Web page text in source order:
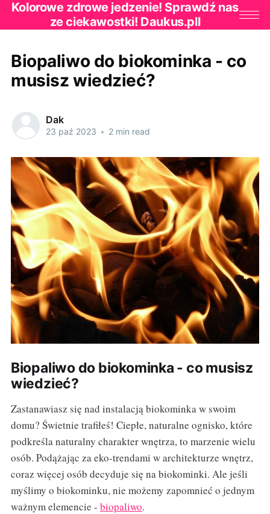
Kolorowe zdrowe jedzenie! Sprawdź nas
ze ciekawostki! Daukus.pll
Biopaliwo do biokominka - co
musisz wiedzieć?
Dak
23 paź 2023 • 2 min read
Biopaliwo do biokominka - co musisz
wiedzieć?
Zastanawiasz się nad instalacją biokominka w swoim
domu? Świetnie trafiłeś! Ciepłe, naturalne ognisko, które
podkreśla naturalny charakter wnętrza, to marzenie wielu
osób. Podążając za eko-trendami w architekturze wnętrz,
coraz więcej osób decyduje się na biokominki. Ale jeśli
myślimy o biokominku, nie możemy zapomnieć o jednym
ważnym elemencie - biopaliwo.